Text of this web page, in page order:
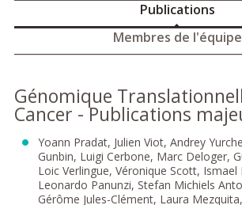
Publications
Membres de l'équipe
Génomique
Cancer - Publications
Yoann Pradat, Julien Viot, Andrey
Gunbin, Luigi Cerbone, Marc Deloger,
Loic Verlingue, Véronique Scott, Ismael
Leonardo Panunzi, Stefan Michiels
Gérôme Jules-Clément, Laura